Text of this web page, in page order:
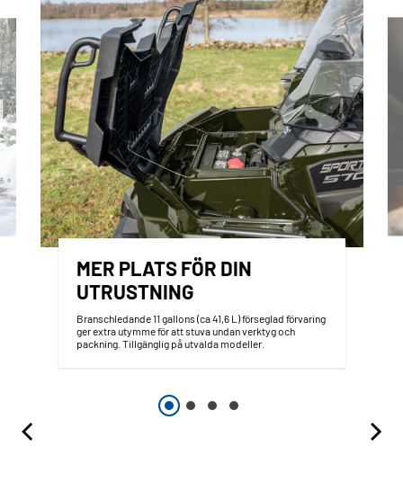
MER PLATS FÖR DIN
UTRUSTNING
Branschledande 11 gallons (ca 41,6 L) förseglad förvaring
ger extra utymme för att stuva undan verktyg och
packning. Tillgänglig på utvalda modeller.